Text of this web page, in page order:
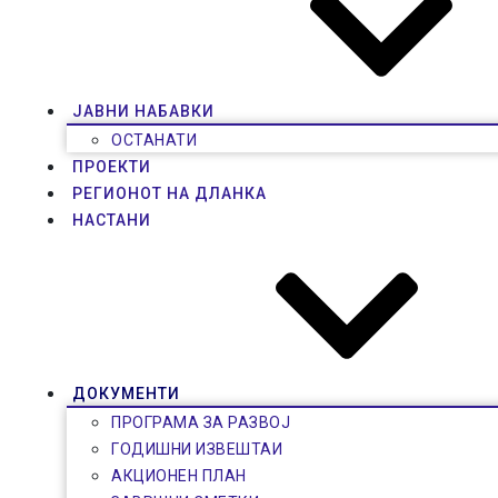
ЈАВНИ НАБАВКИ
ОСТАНАТИ
ПРОЕКТИ
РЕГИОНОТ НА ДЛАНКА
НАСТАНИ
ДОКУМЕНТИ
ПРОГРАМА ЗА РАЗВОЈ
ГОДИШНИ ИЗВЕШТАИ
АКЦИОНЕН ПЛАН